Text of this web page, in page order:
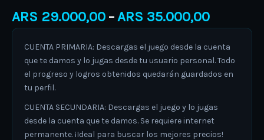
ARS 29.000,00 –ARS 35.000,00
CUENTA PRIMARIA: Descargas el juego desde la cuenta
que te damos y lo jugas desde tu usuario personal. Todo
el progreso y logros obtenidos quedarán guardados en
tu perfil.
CUENTA SECUNDARIA: Descargas el juego y lo jugas
desde la cuenta que te damos. Se requiere internet
permanente. ¡Ideal para buscar los mejores precios!